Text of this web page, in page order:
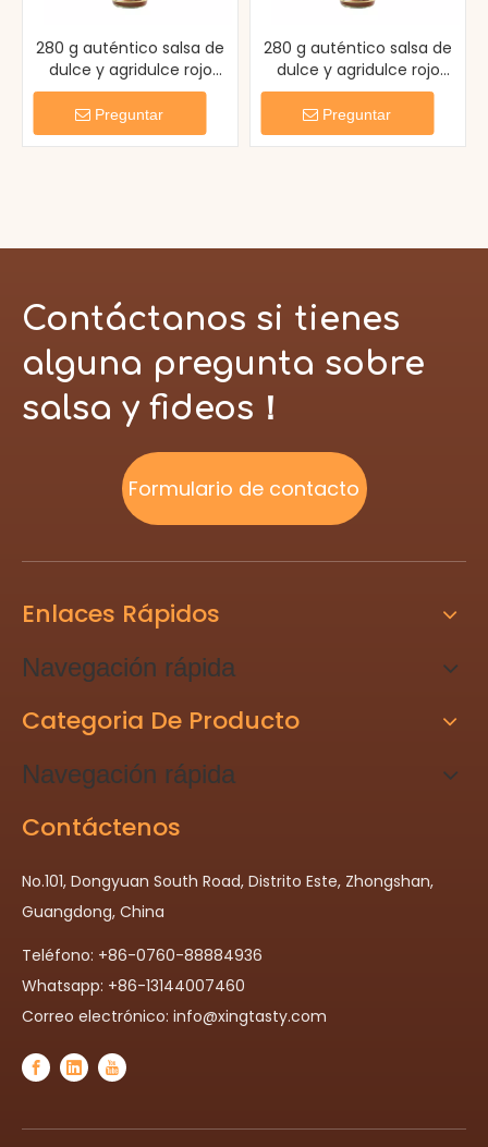
280 g auténtico salsa de
dulce y agridulce rojo
sabrosa
Preguntar
280 g auténtico salsa de
dulce y agridulce rojo
sabrosa
Preguntar
Contáctanos si tienes
alguna pregunta sobre
salsa y fideos！
Formulario de contacto
Enlaces Rápidos
Navegación rápida
Categoria De Producto
Navegación rápida
Contáctenos
No.101, Dongyuan South Road, Distrito Este, Zhongshan,
Guangdong, China
Teléfono: +86-0760-88884936
Whatsapp: +86-13144007460
Correo electrónico: info@xingtasty.com